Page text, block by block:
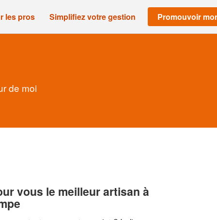
les pros Simplifiez votre gestion Promouvoir
de moi
vous le meilleur artisan à